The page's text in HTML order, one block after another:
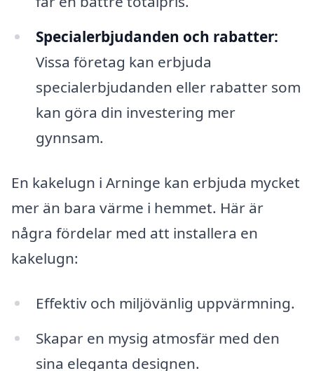
Specialerbjudanden och rabatter:
Vissa företag kan erbjuda
specialerbjudanden eller rabatter som
kan göra din investering mer
gynnsam.
En kakelugn i Arninge kan erbjuda mycket
mer än bara värme i hemmet. Här är
några fördelar med att installera en
kakelugn:
Effektiv och miljövänlig uppvärmning.
Skapar en mysig atmosfär med den
sina eleganta designen.